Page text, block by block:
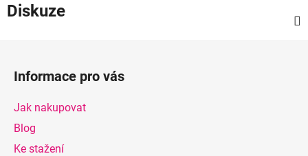
Diskuze
Informace pro vás
Jak nakupovat
Blog
Ke stažení